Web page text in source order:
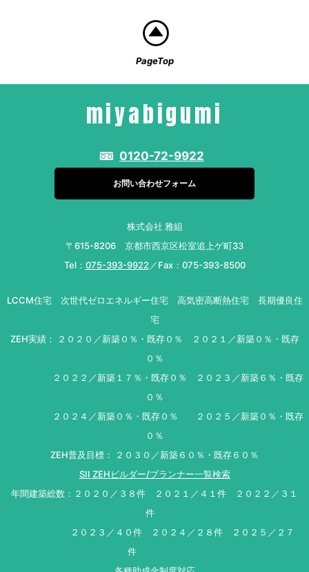
PageTop
miyabigumi
0120-72-9922
お問い合わせフォーム
株式会社 雅組
〒615-8206 京都市西京区松室追上ゲ町33
Tel： 075-393-9922 ／Fax：075-393-8500
LCCM住宅 次世代ゼロエネルギー住宅 高気密高断熱住宅 長期優良住
宅
ZEH実績： ２０２０／新築０％・既存０％ ２０２１／新築０％・既存
０％
２０２２／新築１７％・既存０％ ２０２３／新築６％・既存
０％
２０２４／新築０％・既存０％ ２０２５／新築０％・既存
０％
ZEH普及目標： ２０３０／新築６０％・既存６０％
SII ZEHビルダー/プランナー一覧検索
年間建築総数：２０２０／３８件 ２０２１／４１件 ２０２２／３１
件
２０２３／４０件 ２０２４／２８件 ２０２５／２７
件